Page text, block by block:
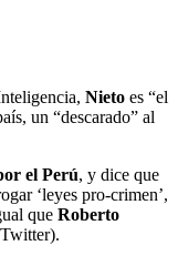
Nieto es “el
un “descarado” al
el Perú, y dice que
‘leyes pro-crimen’,
que Roberto